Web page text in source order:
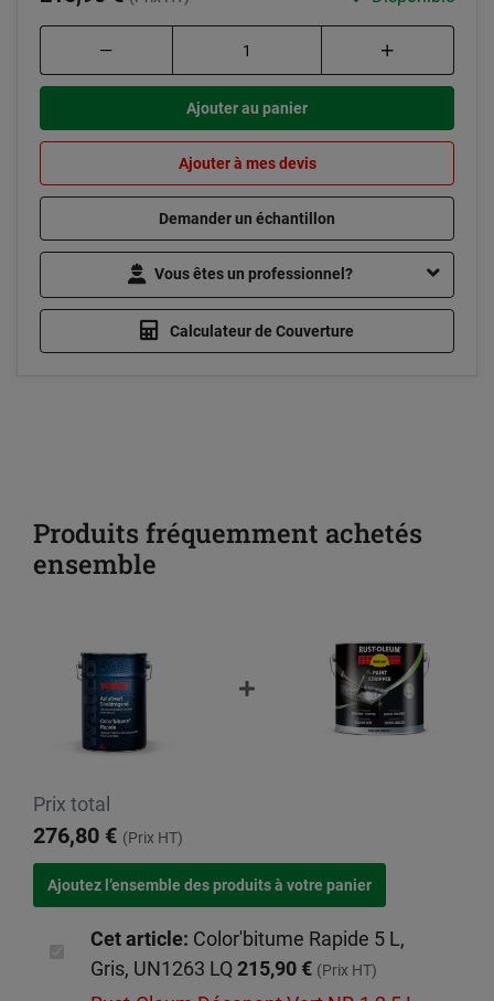
Ajouter au panier
Ajouter à mes devis
Demander un échantillon
Vous êtes un professionnel?
Calculateur de Couverture
Produits fréquemment achetés
ensemble
Prix total
276,80 € (Prix HT)
Cet article: Color'bitume Rapide 5 L,
Gris, UN1263 LQ215,90 € (Prix HT)